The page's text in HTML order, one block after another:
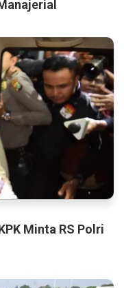
Minta RS Polri